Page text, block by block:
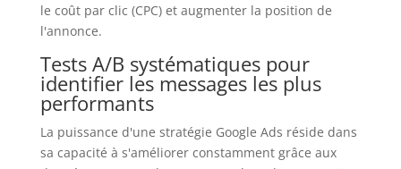
le coût par clic (CPC) et augmenter la position de
l'annonce.
Tests A/B systématiques pour
identifier les messages les plus
performants
La puissance d'une stratégie Google Ads réside dans
sa capacité à s'améliorer constamment grâce aux